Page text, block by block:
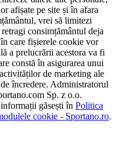
afișate pe site și în afara
vrei să limitezi
consimțământul deja
în care fișierele cookie vor
a prelucrării acestora va fi
constă în asigurarea unui
de marketing ale
încredere. Administratorul
Sp. z o.o.
găsești în Politica
cookie - Sportano.ro.